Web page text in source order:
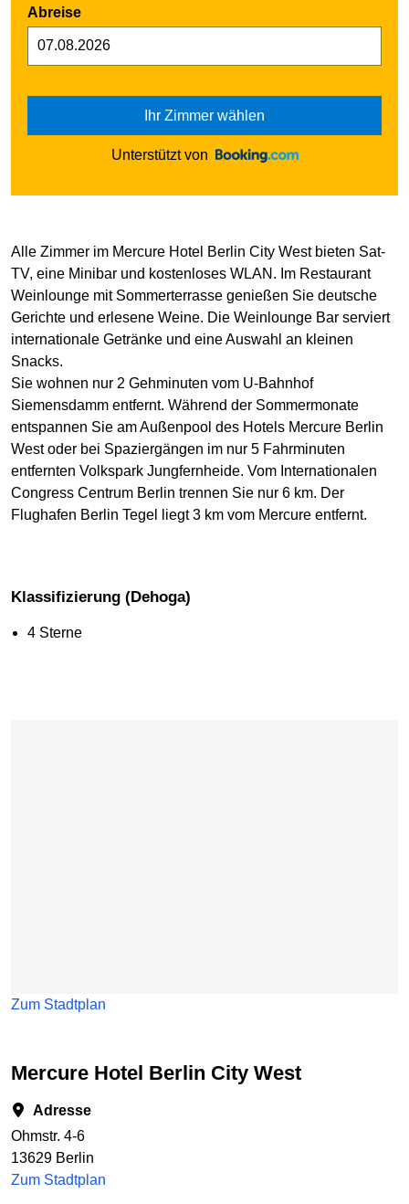
Abreise
Ihr Zimmer wählen
Unterstützt von
Alle Zimmer im Mercure Hotel Berlin City West bieten Sat-
TV, eine Minibar und kostenloses WLAN. Im Restaurant
Weinlounge mit Sommerterrasse genießen Sie deutsche
Gerichte und erlesene Weine. Die Weinlounge Bar serviert
internationale Getränke und eine Auswahl an kleinen
Snacks.
Sie wohnen nur 2 Gehminuten vom U-Bahnhof
Siemensdamm entfernt. Während der Sommermonate
entspannen Sie am Außenpool des Hotels Mercure Berlin
West oder bei Spaziergängen im nur 5 Fahrminuten
entfernten Volkspark Jungfernheide. Vom Internationalen
Congress Centrum Berlin trennen Sie nur 6 km. Der
Flughafen Berlin Tegel liegt 3 km vom Mercure entfernt.
Klassifizierung (Dehoga)
4 Sterne
Zum Stadtplan
Mercure Hotel Berlin City West
Adresse
Ohmstr. 4-6
13629 Berlin
Zum Stadtplan